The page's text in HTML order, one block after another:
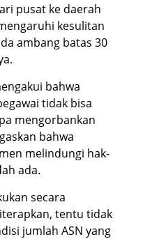
pusat ke daerah
kesulitan
ambang batas 30
bahwa
tidak bisa
mengorbankan
bahwa
melindungi hak-
ada.
secara
tentu tidak
jumlah ASN yang